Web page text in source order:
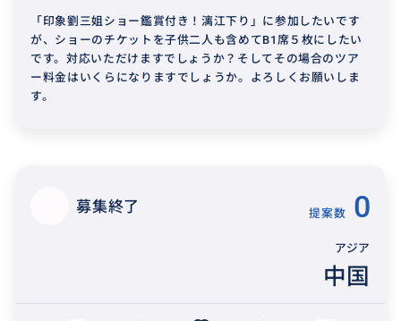
「印象劉三姐ショー鑑賞付き！漓江下り」に参加したいです
が、ショーのチケットを子供二人も含めてB1席５枚にしたい
です。対応いただけますでしょうか？そしてその場合のツア
ー料金はいくらになりますでしょうか。よろしくお願いしま
す。
募集終了 提案数 0
アジア
中国